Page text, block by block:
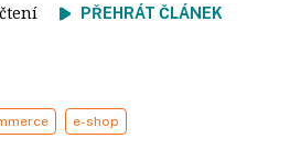
čtení PŘEHRÁT ČLÁNEK
e-shop